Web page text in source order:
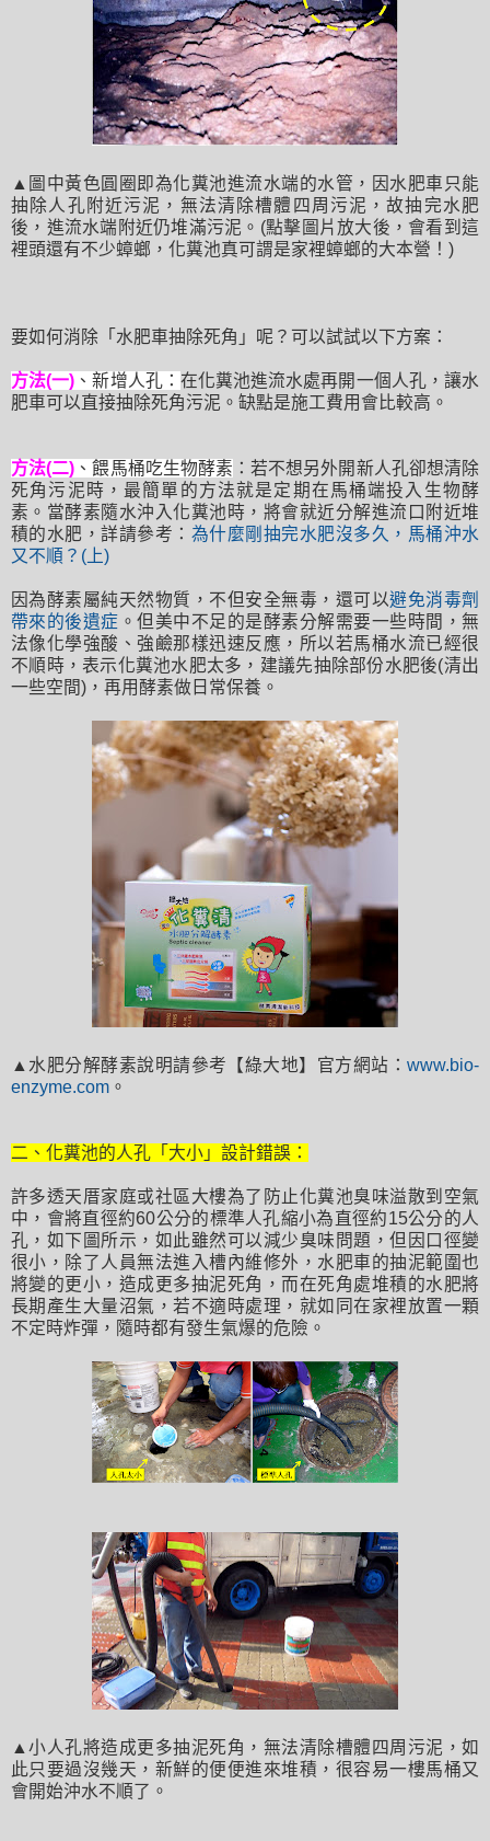
▲圖中黃色圓圈即為化糞池進流水端的水管，因水肥車只能
抽除人孔附近污泥，無法清除槽體四周污泥，故抽完水肥
後，進流水端附近仍堆滿污泥。(點擊圖片放大後，會看到這
裡頭還有不少蟑螂，化糞池真可謂是家裡蟑螂的大本營！)
要如何消除「水肥車抽除死角」呢？可以試試以下方案：
方法(一) 、新增人孔： 在化糞池進流水處再開一個人孔，讓水
肥車可以直接抽除死角污泥。缺點是施工費用會比較高。
方法(二) 、餵馬桶吃生物酵素 ：若不想另外開新人孔卻想清除
死角污泥時，最簡單的方法就是定期在馬桶端投入生物酵
素。當酵素隨水沖入化糞池時，將會就近分解進流口附近堆
積的水肥，詳請參考： 為什麼剛抽完水肥沒多久，馬桶沖水
又不順？(上)
因為酵素屬純天然物質，不但安全無毒，還可以避免消毒劑
帶來的後遺症 。但美中不足的是酵素分解需要一些時間，無
法像化學強酸、強鹼那樣迅速反應，所以若馬桶水流已經很
不順時，表示化糞池水肥太多，建議先抽除部份水肥後(清出
一些空間)，再用酵素做日常保養。
▲水肥分解酵素說明請參考【綠大地】官方網站： www.bio-
enzyme.com 。
二、化糞池的人孔「大小」設計錯誤：
許多透天厝家庭或社區大樓為了防止化糞池臭味溢散到空氣
中，會將直徑約60公分的標準人孔縮小為直徑約15公分的人
孔，如下圖所示，如此雖然可以減少臭味問題，但因口徑變
很小，除了人員無法進入槽內維修外，水肥車的抽泥範圍也
將變的更小，造成更多抽泥死角，而在死角處堆積的水肥將
長期產生大量沼氣，若不適時處理，就如同在家裡放置一顆
不定時炸彈，隨時都有發生氣爆的危險。
▲小人孔將造成更多抽泥死角，無法清除槽體四周污泥，如
此只要過沒幾天，新鮮的便便進來堆積，很容易一樓馬桶又
會開始沖水不順了。